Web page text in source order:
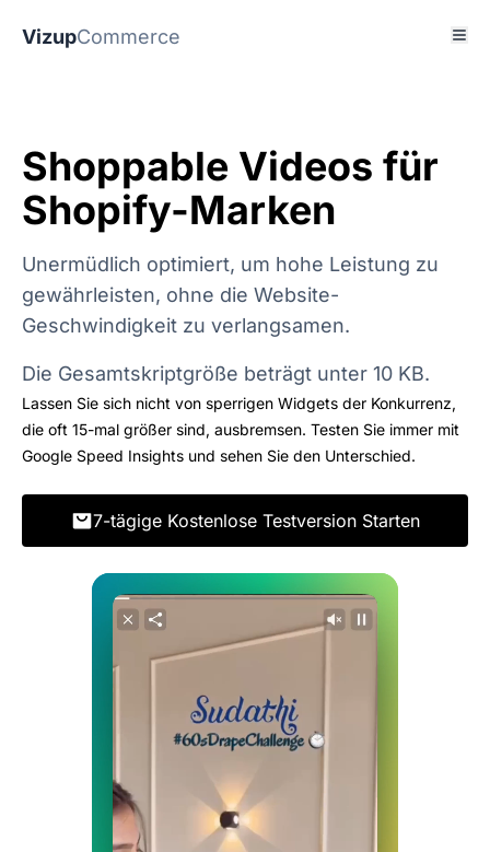
VizupCommerce
Shoppable Videos für
Shopify-Marken
Unermüdlich optimiert, um hohe Leistung zu
gewährleisten, ohne die Website-
Geschwindigkeit zu verlangsamen.
Die Gesamtskriptgröße beträgt unter 10 KB.
Lassen Sie sich nicht von sperrigen Widgets der Konkurrenz,
die oft 15-mal größer sind, ausbremsen. Testen Sie immer mit
Google Speed Insights und sehen Sie den Unterschied.
7-tägige Kostenlose Testversion Starten